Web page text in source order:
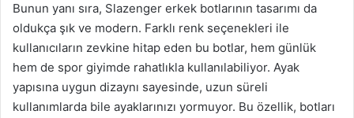
Bunun yanı sıra, Slazenger erkek botlarının tasarımı da
oldukça şık ve modern. Farklı renk seçenekleri ile
kullanıcıların zevkine hitap eden bu botlar, hem günlük
hem de spor giyimde rahatlıkla kullanılabiliyor. Ayak
yapısına uygun dizaynı sayesinde, uzun süreli
kullanımlarda bile ayaklarınızı yormuyor. Bu özellik, botları